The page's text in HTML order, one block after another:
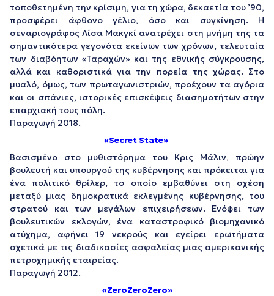
τοποθετημένη την κρίσιμη, για τη χώρα, δεκαετία του ’90,
προσφέρει άφθονο γέλιο, όσο και συγκίνηση. Η
σεναριογράφος Λίσα Μακγκί ανατρέχει στη μνήμη της τα
σημαντικότερα γεγονότα εκείνων των χρόνων, τελευταία
των διαβόητων «Ταραχών» και της εθνικής σύγκρουσης,
αλλά και καθοριστικά για την πορεία της χώρας. Στο
μυαλό, όμως, των πρωταγωνιστριών, προέχουν τα αγόρια
και οι σπάνιες, ιστορικές επισκέψεις διασημοτήτων στην
επαρχιακή τους πόλη.
Παραγωγή 2018.
«Secret State»
Βασισμένο στο μυθιστόρημα του Κρις Μάλιν, πρώην
βουλευτή και υπουργού της κυβέρνησης και πρόκειται για
ένα πολιτικό θρίλερ, το οποίο εμβαθύνει στη σχέση
μεταξύ μιας δημοκρατικά εκλεγμένης κυβέρνησης, του
στρατού και των μεγάλων επιχειρήσεων. Ενόψει των
βουλευτικών εκλογών, ένα καταστροφικό βιομηχανικό
ατύχημα, αφήνει 19 νεκρούς και εγείρει ερωτήματα
σχετικά με τις διαδικασίες ασφαλείας μιας αμερικανικής
πετροχημικής εταιρείας.
Παραγωγή 2012.
«ZeroZeroZero»